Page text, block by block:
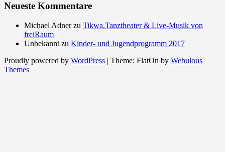
Neueste Kommentare
Michael Adnerzu Tikwa.Tanztheater & Live-Musik von
freiRaum
Unbekannt zu Kinder- und Jugendprogramm 2017
Proudly powered by WordPress | Theme: FlatOn by Webulous
Themes